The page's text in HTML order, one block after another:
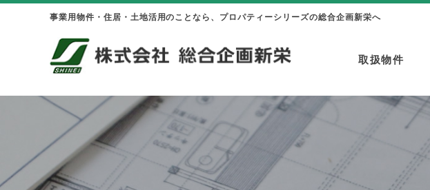
事業用物件・住居・土地活用のことなら、プロパティーシリーズの総合企画新栄へ
取扱物件
新栄プロパティーシリーズ
土地・駐車場・その他